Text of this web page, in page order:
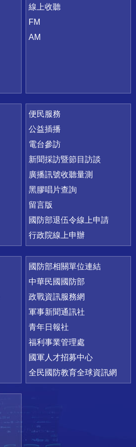
線上收聽
FM
AM
便民服務
公益插播
電台參訪
新聞採訪暨節目訪談
廣播訊號收聽量測
黑膠唱片查詢
留言版
國防部退伍令線上申請
行政院線上申辦
國防部相關單位連結
中華民國國防部
政戰資訊服務網
軍事新聞通訊社
青年日報社
福利事業管理處
國軍人才招募中心
全民國防教育全球資訊網